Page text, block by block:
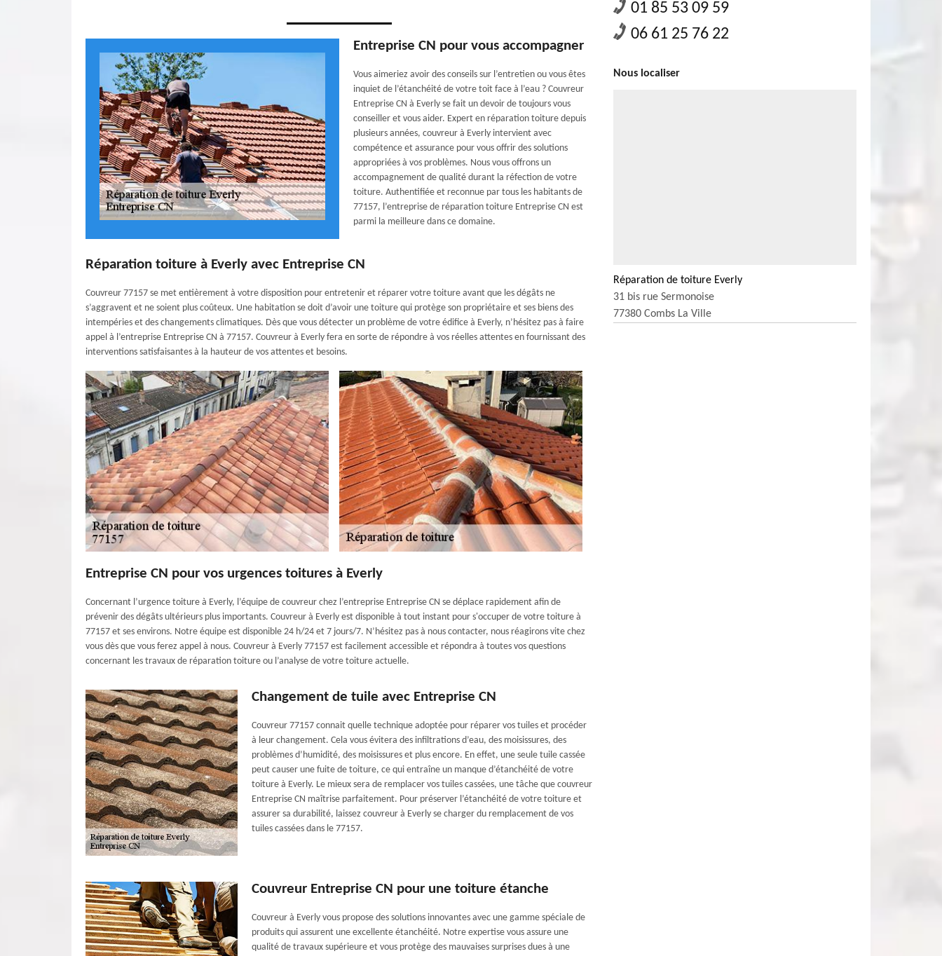
Entreprise CN pour vous accompagner
Vous aimeriez avoir des conseils sur l’entretien ou vous êtes
inquiet de l’étanchéité de votre toit face à l’eau ? Couvreur
Entreprise CN à Everly se fait un devoir de toujours vous
conseiller et vous aider. Expert en réparation toiture depuis
plusieurs années, couvreur à Everly intervient avec
compétence et assurance pour vous offrir des solutions
appropriées à vos problèmes. Nous vous offrons un
accompagnement de qualité durant la réfection de votre
toiture. Authentifiée et reconnue par tous les habitants de
77157, l’entreprise de réparation toiture Entreprise CN est
parmi la meilleure dans ce domaine.
Réparation toiture à Everly avec Entreprise CN
Couvreur 77157 se met entièrement à votre disposition pour entretenir et réparer votre toiture avant que les dégâts ne
s’aggravent et ne soient plus coûteux. Une habitation se doit d’avoir une toiture qui protège son propriétaire et ses biens des
intempéries et des changements climatiques. Dès que vous détecter un problème de votre édifice à Everly, n’hésitez pas à faire
appel à l’entreprise Entreprise CN à 77157. Couvreur à Everly fera en sorte de répondre à vos réelles attentes en fournissant des
interventions satisfaisantes à la hauteur de vos attentes et besoins.
Entreprise CN pour vos urgences toitures à Everly
Concernant l’urgence toiture à Everly, l’équipe de couvreur chez l’entreprise Entreprise CN se déplace rapidement afin de
prévenir des dégâts ultérieurs plus importants. Couvreur à Everly est disponible à tout instant pour s'occuper de votre toiture à
77157 et ses environs. Notre équipe est disponible 24 h/24 et 7 jours/7. N’hésitez pas à nous contacter, nous réagirons vite chez
vous dès que vous ferez appel à nous. Couvreur à Everly 77157 est facilement accessible et répondra à toutes vos questions
concernant les travaux de réparation toiture ou l’analyse de votre toiture actuelle.
Changement de tuile avec Entreprise CN
Couvreur 77157 connait quelle technique adoptée pour réparer vos tuiles et procéder
à leur changement. Cela vous évitera des infiltrations d’eau, des moisissures, des
problèmes d’humidité, des moisissures et plus encore. En effet, une seule tuile cassée
peut causer une fuite de toiture, ce qui entraîne un manque d’étanchéité de votre
toiture à Everly. Le mieux sera de remplacer vos tuiles cassées, une tâche que couvreur
Entreprise CN maîtrise parfaitement. Pour préserver l’étanchéité de votre toiture et
assurer sa durabilité, laissez couvreur à Everly se charger du remplacement de vos
tuiles cassées dans le 77157.
Couvreur Entreprise CN pour une toiture étanche
Couvreur à Everly vous propose des solutions innovantes avec une gamme spéciale de
produits qui assurent une excellente étanchéité. Notre expertise vous assure une
qualité de travaux supérieure et vous protège des mauvaises surprises dues à une
01 85 53 09 59
06 61 25 76 22
Nous localiser
Réparation de toiture Everly
31 bis rue Sermonoise
77380 Combs La Ville